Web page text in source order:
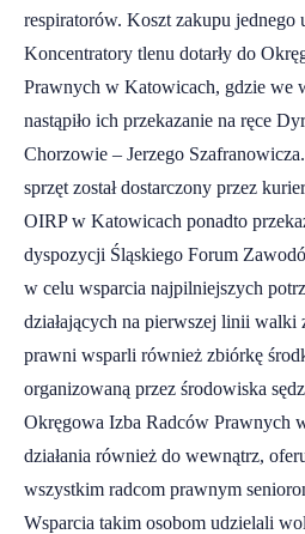
respiratorów. Koszt zakupu jednego
Koncentratory tlenu dotarły do
Prawnych w Katowicach, gdzie we
nastąpiło ich przekazanie na ręce
Chorzowie – Jerzego
sprzęt został dostarczony przez
OIRP w Katowicach ponadto
dyspozycji Śląskiego Forum
w celu wsparcia najpilniejszych
działających na pierwszej linii walki
prawni wsparli również zbiórkę
organizowaną przez środowiska
Okręgowa Izba Radców Prawnych
działania również do wewnątrz,
wszystkim radcom prawnym
Wsparcia takim osobom udzielali